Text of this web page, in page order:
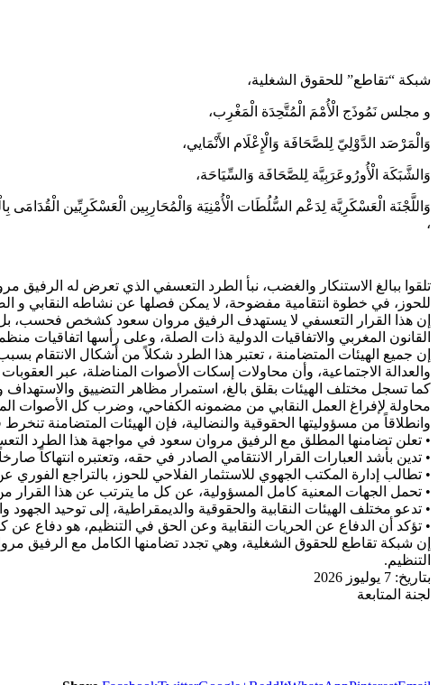
شبكة “تقاطع” للحقوق الشغلية،
و مجلس نَمُوذَج الْأُمْمَ الْمُتَّحِدَة الْمَغْرِب،
وَالْمَرْصَد الدَّوْلِيّ لِلصَّحَافَة وَالْإِعْلَام الأَنْمَايي،
وَالشَّبَكَة الْأُورُوعَرَبِيَّة لِلصَّحَافَة وَالسِّيَاحَة،
وَاللَّجْنَة الْعَسْكَرِيَّة لِدَعْم السُّلُطَات الْأُمْنِيَة وَالْمُحَارِبِين الْعَسْكَرِيِّين
،
تلقوا ببالغ الاستنكار والغضب، نبأ الطرد التعسفي الذي تعرض له الرفيق
للحوز، في خطوة انتقامية مفضوحة، لا يمكن فصلها عن نشاطه النقابي و
إن هذا القرار التعسفي لا يستهدف الرفيق مروان سعود كشخص فحسب، بل
القانون المغربي والاتفاقيات الدولية ذات الصلة، وعلى رأسها اتفاقيات
إن جميع الهيئات المتضامنة ، تعتبر هذا الطرد شكلاً من أشكال الانتقام
والعدالة الاجتماعية، وأن محاولات إسكات الأصوات المناضلة، عبر
محاولة لإفراغ العمل النقابي من مضمونه الكفاحي، وضرب كل الأصوات
وانطلاقاً من مسؤوليتها الحقوقية والنضالية، فإن الهيئات المتضامنة
• تعلن تضامنها المطلق مع الرفيق مروان سعود في مواجهة هذا الطرد
• تدين بأشد العبارات القرار الانتقامي الصادر في حقه، وتعتبره انتهاكاً
• تطالب إدارة المكتب الجهوي للاستثمار الفلاحي للحوز، بالتراجع
• تحمل الجهات المعنية كامل المسؤولية، عن كل ما يترتب عن هذا القرار
• تدعو مختلف الهيئات النقابية والحقوقية والديمقراطية، إلى توحيد
• تؤكد أن الدفاع عن الحريات النقابية وعن الحق في التنظيم، هو دفاع عن
إن شبكة تقاطع للحقوق الشغلية، وهي تجدد تضامنها الكامل مع الرفيق
التنظيم.
بتاريخ: 7 يوليوز 2026
لجنة المتابعة